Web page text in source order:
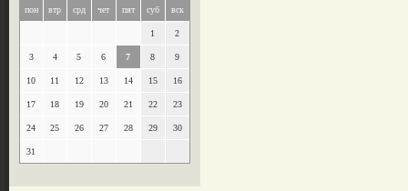
пон втр срд чет пят суб вск
1 2
3 4 5 6 7 8 9
10 11 12 13 14 15 16
17 18 19 20 21 22 23
24 25 26 27 28 29 30
31